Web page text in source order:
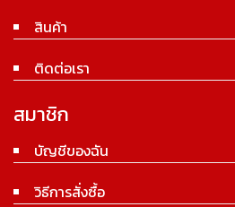
สินค้า
ติดต่อเรา
สมาชิก
บัญชีของฉัน
วิธีการสั่งซื้อ